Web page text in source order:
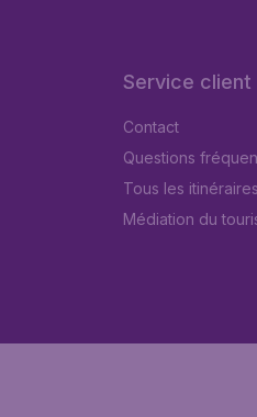
Service client
Contact
Questions
Tous les itinéraires
Médiation du